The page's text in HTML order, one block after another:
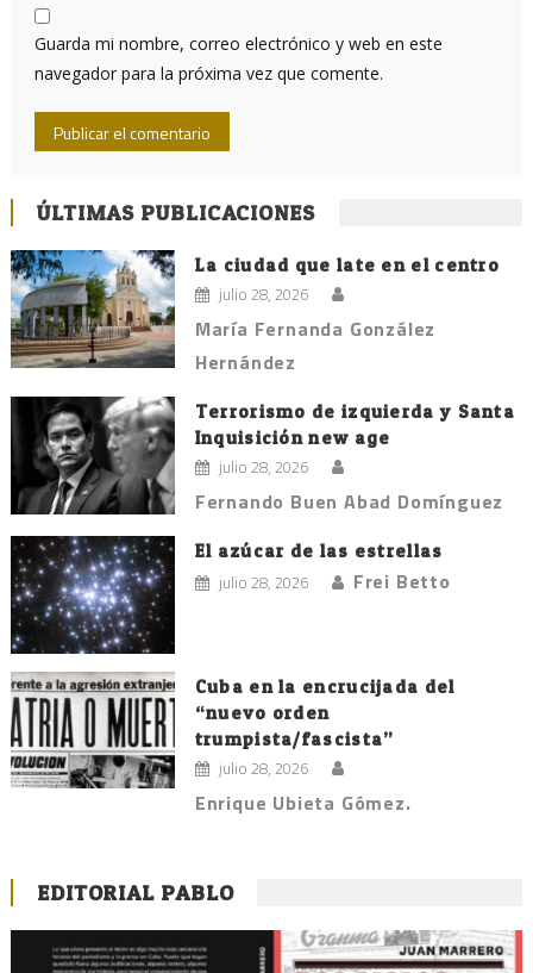
Guarda mi nombre, correo electrónico y web en este
navegador para la próxima vez que comente.
ÚLTIMAS PUBLICACIONES
La ciudad que late en el centro
julio 28, 2026
María Fernanda González
Hernández
Terrorismo de izquierda y Santa
Inquisición new age
julio 28, 2026
Fernando Buen Abad Domínguez
El azúcar de las estrellas
julio 28, 2026 Frei Betto
Cuba en la encrucijada del
“nuevo orden
trumpista/fascista”
julio 28, 2026
Enrique Ubieta Gómez.
EDITORIAL PABLO